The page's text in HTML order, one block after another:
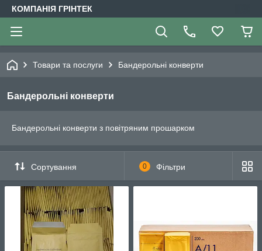
КОМПАНІЯ ГРІНТЕК
Товари та послуги Бандерольні конверти
Бандерольні конверти
Бандерольні конверти з повітряним прошарком
Сортування 0 Фільтри